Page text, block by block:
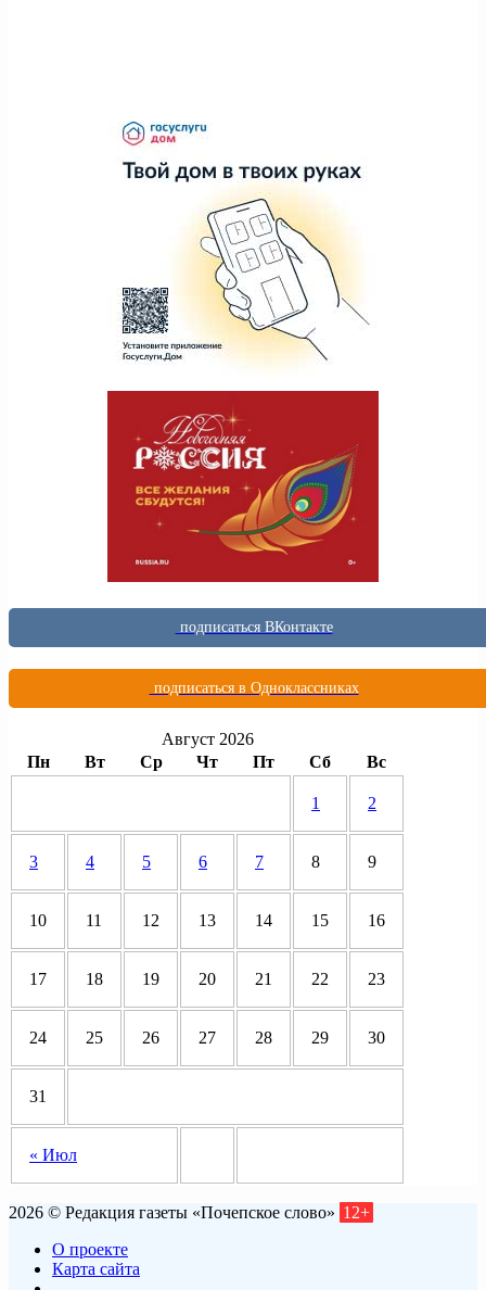
подписаться ВКонтакте
подписаться в Одноклассниках
Август 2026
Пн
Вт Ср Чт Пт Сб Вс
« Июл
1 2
3 4 5 6 7 8 9
10 11 12 13 14 15 16
17 18 19 20 21 22 23
24 25 26 27 28 29 30
31
2026 © Редакция газеты «Почепское слово» 12+
О проекте
Карта сайта